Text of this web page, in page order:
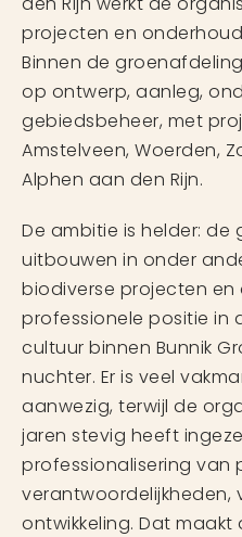
projecten en
Binnen de
op ontwerp, aanleg,
gebiedsbeheer, met
Amstelveen, Woerden,
Alphen aan den Rijn.
De ambitie is helder:
uitbouwen in onder
biodiverse projecten en
professionele positie in
cultuur binnen Bunnik
nuchter. Er is veel
aanwezig, terwijl de
jaren stevig heeft
professionalisering van
verantwoordelijkheden,
ontwikkeling. Dat